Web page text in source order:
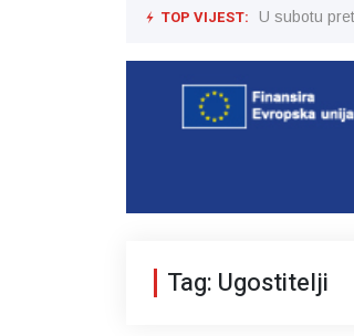
TOP VIJEST: U subotu
Tag: Ugostitelji